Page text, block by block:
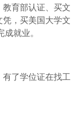
育部认证、买文
，买美国大学文
就业。
了学位证在找工